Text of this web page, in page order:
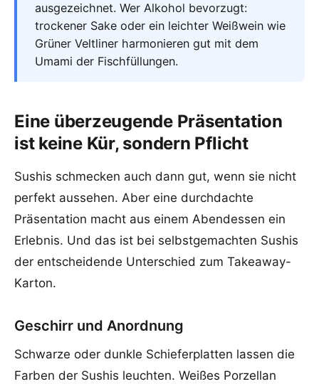
ausgezeichnet. Wer Alkohol bevorzugt:
trockener Sake oder ein leichter Weißwein wie
Grüner Veltliner harmonieren gut mit dem
Umami der Fischfüllungen.
Eine überzeugende Präsentation
ist keine Kür, sondern Pflicht
Sushis schmecken auch dann gut, wenn sie nicht
perfekt aussehen. Aber eine durchdachte
Präsentation macht aus einem Abendessen ein
Erlebnis. Und das ist bei selbstgemachten Sushis
der entscheidende Unterschied zum Takeaway-
Karton.
Geschirr und Anordnung
Schwarze oder dunkle Schieferplatten lassen die
Farben der Sushis leuchten. Weißes Porzellan